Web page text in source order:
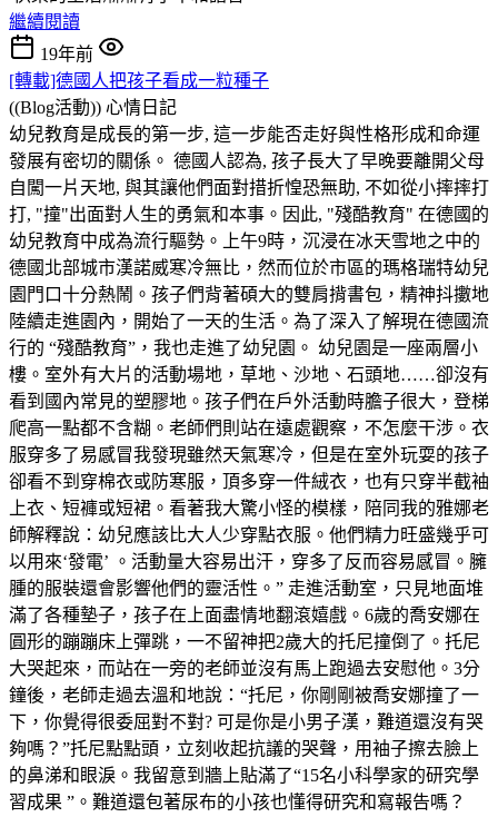
繼續閱讀
19年前
[轉載]德國人把孩子看成一粒種子
((Blog活動)) 心情日記
幼兒教育是成長的第一步, 這一步能否走好與性格形成和命運
發展有密切的關係。 德國人認為, 孩子長大了早晚要離開父母
自闖一片天地, 與其讓他們面對措折惶恐無助, 不如從小摔摔打
打, "撞"出面對人生的勇氣和本事。因此, "殘酷教育" 在德國的
幼兒教育中成為流行驅勢。上午9時，沉浸在冰天雪地之中的
德國北部城市漢諾威寒冷無比，然而位於市區的瑪格瑞特幼兒
園門口十分熱鬧。孩子們背著碩大的雙肩揹書包，精神抖擻地
陸續走進園內，開始了一天的生活。為了深入了解現在德國流
行的 “殘酷教育”，我也走進了幼兒園。 幼兒園是一座兩層小
樓。室外有大片的活動場地，草地、沙地、石頭地……卻沒有
看到國內常見的塑膠地。孩子們在戶外活動時膽子很大，登梯
爬高一點都不含糊。老師們則站在遠處觀察，不怎麼干涉。衣
服穿多了易感冒我發現雖然天氣寒冷，但是在室外玩耍的孩子
卻看不到穿棉衣或防寒服，頂多穿一件絨衣，也有只穿半截袖
上衣、短褲或短裙。看著我大驚小怪的模樣，陪同我的雅娜老
師解釋說：幼兒應該比大人少穿點衣服。他們精力旺盛幾乎可
以用來‘發電’ 。活動量大容易出汗，穿多了反而容易感冒。臃
腫的服裝還會影響他們的靈活性。” 走進活動室，只見地面堆
滿了各種墊子，孩子在上面盡情地翻滾嬉戲。6歲的喬安娜在
圓形的蹦蹦床上彈跳，一不留神把2歲大的托尼撞倒了。托尼
大哭起來，而站在一旁的老師並沒有馬上跑過去安慰他。3分
鐘後，老師走過去溫和地說：“托尼，你剛剛被喬安娜撞了一
下，你覺得很委屈對不對? 可是你是小男子漢，難道還沒有哭
夠嗎？”托尼點點頭，立刻收起抗議的哭聲，用袖子擦去臉上
的鼻涕和眼淚。我留意到牆上貼滿了“15名小科學家的研究學
習成果 ”。難道還包著尿布的小孩也懂得研究和寫報告嗎？